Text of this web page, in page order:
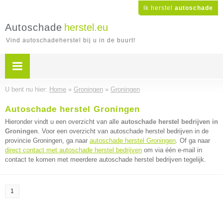
Ik herstel autoschade
Autoschade herstel.eu
Vind autoschadeherstel bij u in de buurt!
U bent nu hier: Home » Groningen » Groningen
Autoschade herstel Groningen
Hieronder vindt u een overzicht van alle autoschade herstel bedrijven in
Groningen. Voor een overzicht van autoschade herstel bedrijven in de
provincie Groningen, ga naar autoschade herstel Groningen. Of ga naar
direct contact met autoschade herstel bedrijven om via één e-mail in
contact te komen met meerdere autoschade herstel bedrijven tegelijk.
1